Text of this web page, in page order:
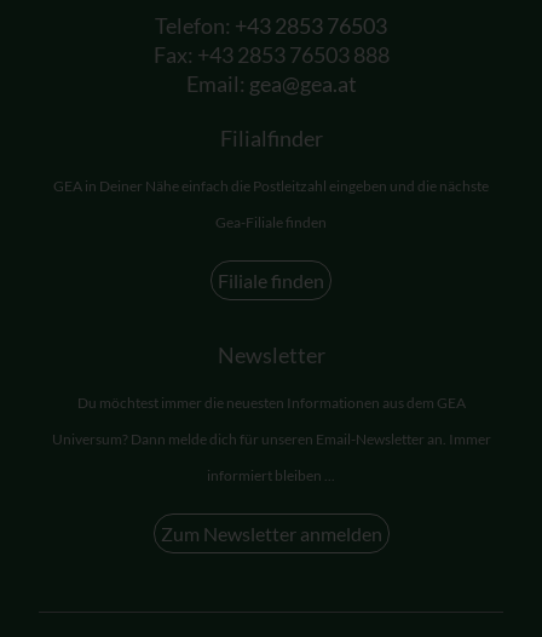
Telefon: +43 2853 76503
Fax: +43 2853 76503 888
Email: gea@gea.at
Filialfinder
GEA in Deiner Nähe einfach die Postleitzahl eingeben und die nächste
Gea-Filiale finden
Filiale finden
Newsletter
Du möchtest immer die neuesten Informationen aus dem GEA
Universum? Dann melde dich für unseren Email-Newsletter an. Immer
informiert bleiben ...
Zum Newsletter anmelden